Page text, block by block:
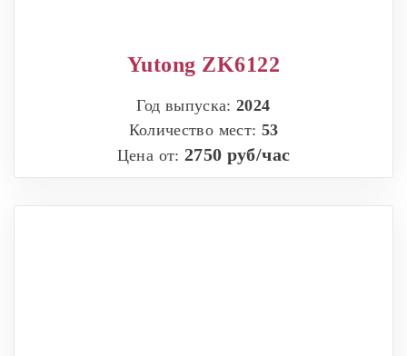
Yutong ZK6122
Год выпуска:2024
Количество мест: 53
Цена от: 2750 руб/час